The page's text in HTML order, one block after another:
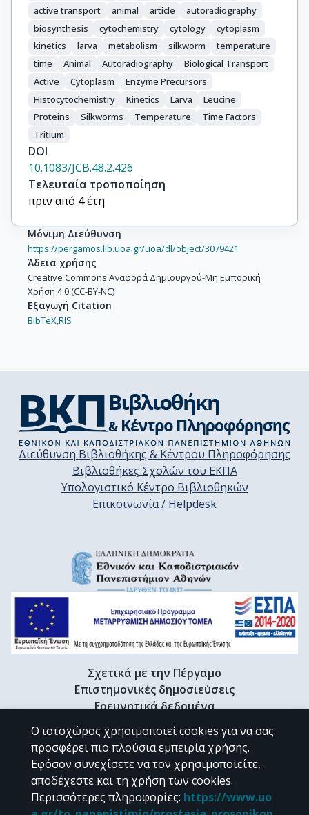
active transport
animal article
autoradiography
biosynthesis
cytochemistry cytology
cytoplasm
kinetics
larva metabolism silkworm
temperature
time
Animal Autoradiography
Biological Transport
Active
Cytoplasm
Enzyme Precursors
Histocytochemistry
Kinetics Larva
Leucine
Proteins
Silkworms Temperature
Time Factors
Tritium
DOI
10.1083/JCB.48.2.426
Τελευταία τροποποίηση
πριν από 4 έτη
Μόνιμη Διεύθυνση
https://pergamos.lib.uoa.gr/uoa/dl/object/3079421
Άδεια χρήσης
Creative Commons Αναφορά Δημιουργού-Μη Εμπορική
Χρήση 4.0 (CC-BY-NC)
Εξαγωγή Citation
BibTeX,RIS
Διεύθυνση Βιβλιοθήκης & Κέντρου Πληροφόρησης
Βιβλιοθήκες Σχολών του ΕΚΠΑ
Υπολογιστικό Κέντρο Βιβλιοθηκών
Επικοινωνία / Helpdesk
Σχετικά με την Πέργαμο
Επιστημονικές δημοσιεύσεις
Ερευνητικά δεδομένα
Διδακτορικές διατριβές & Γκρίζα βιβλιογραφία
Προφίλ Ερευνητή
CC BY-NC 4.0
Ο ιστοχώρος χρησιμοποιεί cookies για να σας
προσφέρει πιο πλούσια εμπειρία χρήσης.
Εφόσον συνεχίσετε να τον χρησιμοποιείτε,
αποδέχεστε και τη χρήση των cookies.
Περισσότερες πληροφορίες: https://www.uo